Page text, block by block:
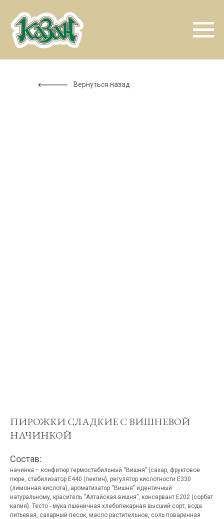
Вернуться назад
ПИРОЖКИ СЛАДКИЕ С ВИШНЕВОЙ
НАЧИНКОЙ
Состав:
начинка – конфитюр термостабильный “Вишня” (сахар, фруктовое
пюре, стабилизатор Е440 (пектин), регулятор кислотности Е330
(лимонная кислота), ароматизатор “Вишня” идентичный
натуральному, краситель “Алтайская вишня”, консервант Е202 (сорбат
калия). Тесто - мука пшеничная хлебопекарная высший сорт, вода
питьевая, сахарный песок, масло растительное, соль поваренная